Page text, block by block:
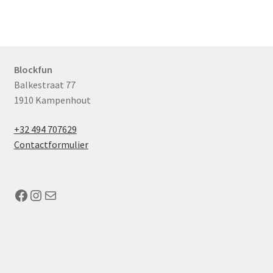
Blockfun
Balkestraat 77
1910 Kampenhout
+32 494 707629
Contactformulier
Facebook
Instagram
Mail